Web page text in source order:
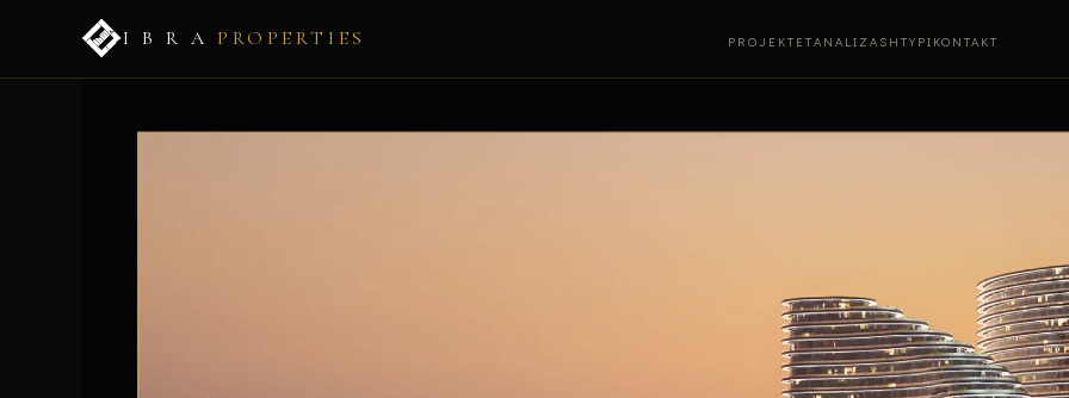
I B R A PROPERTIES PROJEKTETANALIZA SHTYPI KONTAKT